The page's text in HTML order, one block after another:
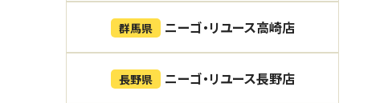
群馬県 ニーゴ・リユース高崎店
長野県 ニーゴ・リユース長野店